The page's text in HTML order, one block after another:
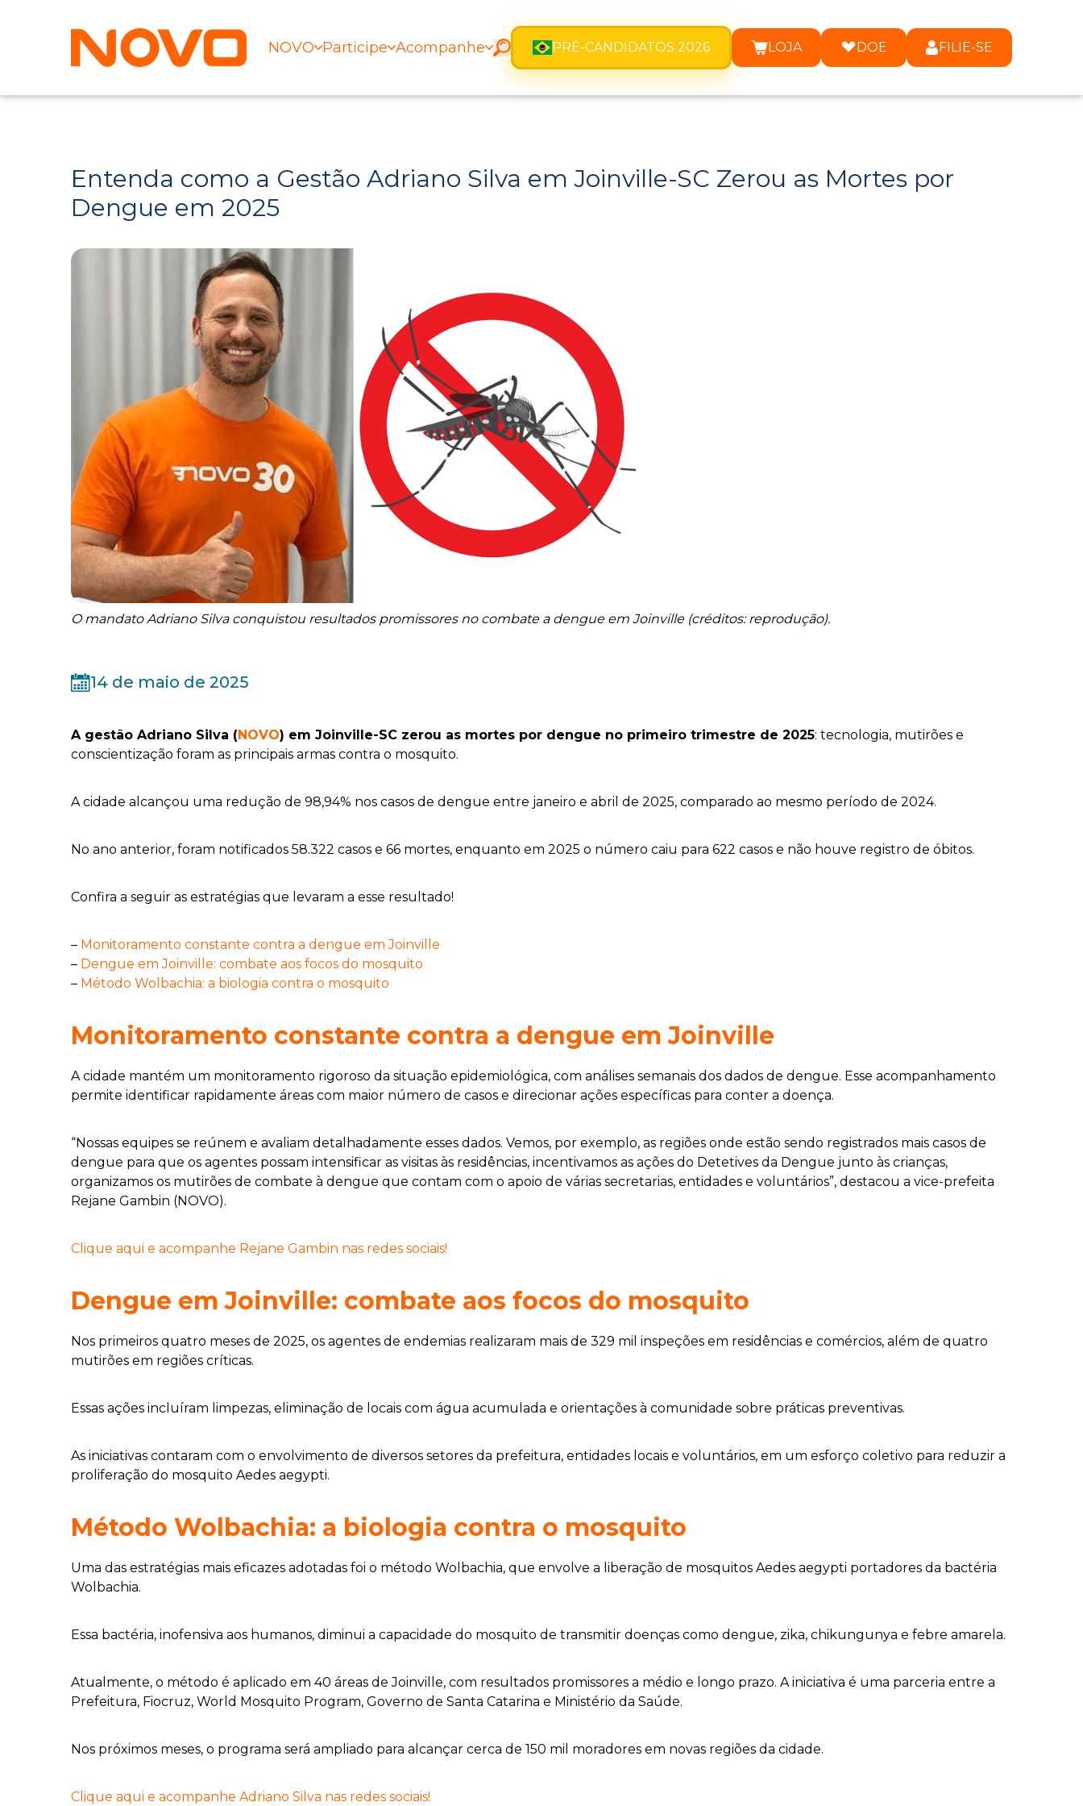
NOVO Participe Acompanhe PRÉ-CANDIDATOS 2026 LOJA DOE FILIE-SE
Entenda como a Gestão Adriano Silva em Joinville-SC Zerou as Mortes por
Dengue em 2025
O mandato Adriano Silva conquistou resultados promissores no combate a dengue em Joinville (créditos: reprodução).
14 de maio de 2025
A gestão Adriano Silva (NOVO) em Joinville-SC zerou as mortes por dengue no primeiro trimestre de 2025: tecnologia, mutirões e
conscientização foram as principais armas contra o mosquito.
A cidade alcançou uma redução de 98,94% nos casos de dengue entre janeiro e abril de 2025, comparado ao mesmo período de 2024.
No ano anterior, foram notificados 58.322 casos e 66 mortes, enquanto em 2025 o número caiu para 622 casos e não houve registro de óbitos.
Confira a seguir as estratégias que levaram a esse resultado!
– Monitoramento constante contra a dengue em Joinville
– Dengue em Joinville: combate aos focos do mosquito
– Método Wolbachia: a biologia contra o mosquito
Monitoramento constante contra a dengue em Joinville
A cidade mantém um monitoramento rigoroso da situação epidemiológica, com análises semanais dos dados de dengue. Esse acompanhamento
permite identificar rapidamente áreas com maior número de casos e direcionar ações específicas para conter a doença.
“Nossas equipes se reúnem e avaliam detalhadamente esses dados. Vemos, por exemplo, as regiões onde estão sendo registrados mais casos de
dengue para que os agentes possam intensificar as visitas às residências, incentivamos as ações do Detetives da Dengue junto às crianças,
organizamos os mutirões de combate à dengue que contam com o apoio de várias secretarias, entidades e voluntários”, destacou a vice-prefeita
Rejane Gambin (NOVO).
Clique aqui e acompanhe Rejane Gambin nas redes sociais!
Dengue em Joinville: combate aos focos do mosquito
Nos primeiros quatro meses de 2025, os agentes de endemias realizaram mais de 329 mil inspeções em residências e comércios, além de quatro
mutirões em regiões críticas.
Essas ações incluíram limpezas, eliminação de locais com água acumulada e orientações à comunidade sobre práticas preventivas.
As iniciativas contaram com o envolvimento de diversos setores da prefeitura, entidades locais e voluntários, em um esforço coletivo para reduzir a
proliferação do mosquito Aedes aegypti.
Método Wolbachia: a biologia contra o mosquito
Uma das estratégias mais eficazes adotadas foi o método Wolbachia, que envolve a liberação de mosquitos Aedes aegypti portadores da bactéria
Wolbachia.
Essa bactéria, inofensiva aos humanos, diminui a capacidade do mosquito de transmitir doenças como dengue, zika, chikungunya e febre amarela.
Atualmente, o método é aplicado em 40 áreas de Joinville, com resultados promissores a médio e longo prazo. A iniciativa é uma parceria entre a
Prefeitura, Fiocruz, World Mosquito Program, Governo de Santa Catarina e Ministério da Saúde.
Nos próximos meses, o programa será ampliado para alcançar cerca de 150 mil moradores em novas regiões da cidade.
Clique aqui e acompanhe Adriano Silva nas redes sociais!